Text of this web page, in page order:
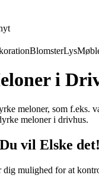
BlomsterLys
i
meloner, som f.eks.
meloner i drivhus.
vil Elske det!
mulighed for at